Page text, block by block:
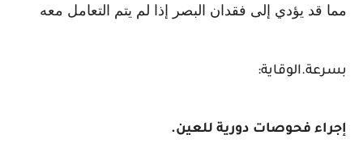
مما قد يؤدي إلى فقدان البصر إذا لم يتم التعامل معه
بسرعة.الوقاية:
إجراء فحوصات دورية للعين.